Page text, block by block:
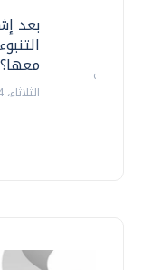
بعد
معها؟
الثلاثاء، 04 اغسطس 2026 04:04 م